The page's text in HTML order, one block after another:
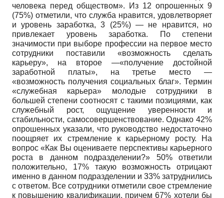
человека перед обществом». Из 12 опрошенных 9
(75%) отметили, что служба нравится, удовлетворяет
и уровень заработка, 3 (25%) — не нравится, но
привлекает уровень заработка. По степени
значимости при выборе профессии на первое место
сотрудники поставили «возможность сделать
карьеру», на второе —«получение достойной
заработной платы», на третье место —
«возможность получения социальных благ». Термин
«служебная карьера» молодые сотрудники в
большей степени соотносят с такими позициями, как
служебный рост, ощущение уверенности и
стабильности, самосовершенствование. Однако 42%
опрошенных указали, что руководство недостаточно
поощряет их стремление к карьерному росту. На
вопрос «Как Вы оцениваете перспективы карьерного
роста в данном подразделении?» 50% ответили
положительно, 17% такую возможность отрицают
именно в данном подразделении и 33% затруднились
с ответом. Все сотрудники отметили свое стремление
к повышению квалификации, причем 67% хотели бы